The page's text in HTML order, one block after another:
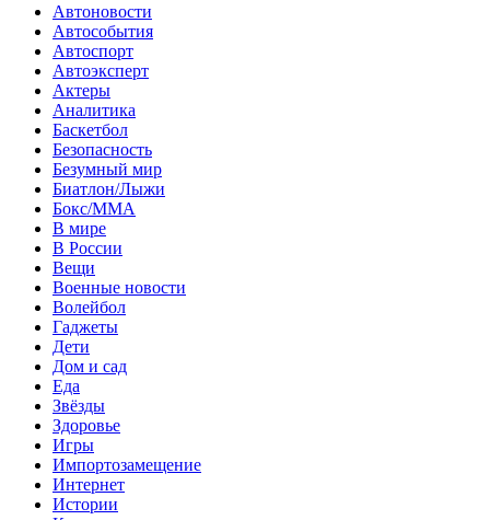
Автоновости
Автособытия
Автоспорт
Автоэксперт
Актеры
Аналитика
Баскетбол
Безопасность
Безумный мир
Биатлон/Лыжи
Бокс/MMA
В мире
В России
Вещи
Военные новости
Волейбол
Гаджеты
Дети
Дом и сад
Еда
Звёзды
Здоровье
Игры
Импортозамещение
Интернет
Истории